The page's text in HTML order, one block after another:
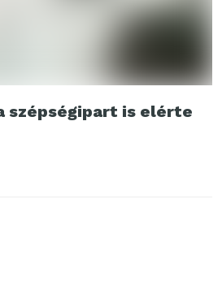
szépségipart is elérte